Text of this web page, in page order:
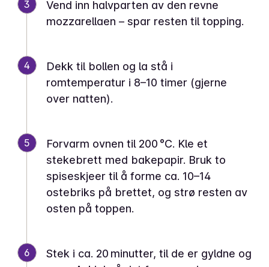
3
Vend inn halvparten av den revne
mozzarellaen – spar resten til topping.
4
Dekk til bollen og la stå i
romtemperatur i 8–10 timer (gjerne
over natten).
5
Forvarm ovnen til 200 °C. Kle et
stekebrett med bakepapir. Bruk to
spiseskjeer til å forme ca. 10–14
ostebriks på brettet, og strø resten av
osten på toppen.
6
Stek i ca. 20 minutter, til de er gyldne og